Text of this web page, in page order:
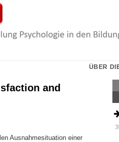
ÜBER
and
Ausnahmesituation einer